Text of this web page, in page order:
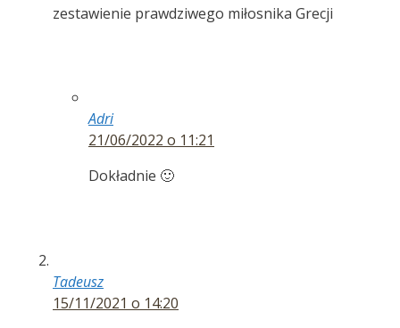
zestawienie prawdziwego miłosnika Grecji
Adri
21/06/2022 o 11:21
Dokładnie 🙂
Tadeusz
15/11/2021 o 14:20